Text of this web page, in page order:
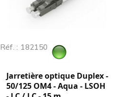
Réf. : 182150
Jarretière optique Duplex -
50/125 OM4 - Aqua - LSOH